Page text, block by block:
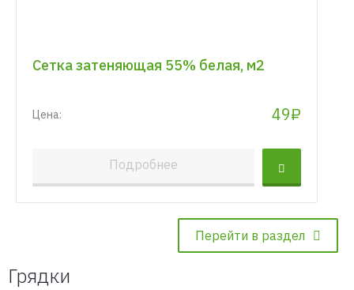
Сетка затеняющая 55% белая, м2
Цена: 49₽
Подробнее
Перейти в раздел
Грядки